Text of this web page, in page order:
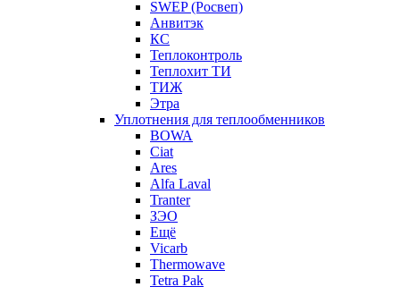
SWEP (Росвеп)
Анвитэк
КС
Теплоконтроль
Теплохит ТИ
ТИЖ
Этра
Уплотнения для теплообменников
BOWA
Ciat
Ares
Alfa Laval
Tranter
ЗЭО
Ещё
Vicarb
Thermowave
Tetra Pak